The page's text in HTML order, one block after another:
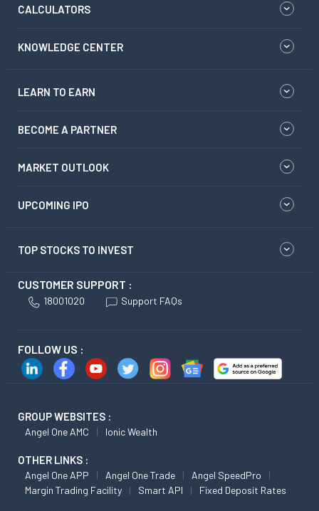
CALCULATORS
KNOWLEDGE CENTER
LEARN TO EARN
BECOME A PARTNER
MARKET OUTLOOK
UPCOMING IPO
TOP STOCKS TO INVEST
CUSTOMER SUPPORT :
18001020 Support FAQs
FOLLOW US :
GROUP WEBSITES :
Angel One AMC Ionic Wealth
OTHER LINKS :
Angel One APP Angel One Trade
Angel SpeedPro
Margin Trading Facility
Smart API Fixed Deposit Rates